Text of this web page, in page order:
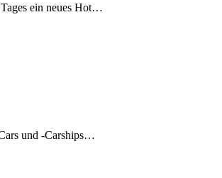
ein neues Hot…
und -Carships…